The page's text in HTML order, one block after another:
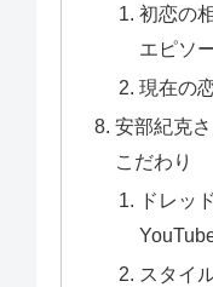
初恋の
エピソ
現在の
安部紀克
こだわり
ドレッ
スタイ